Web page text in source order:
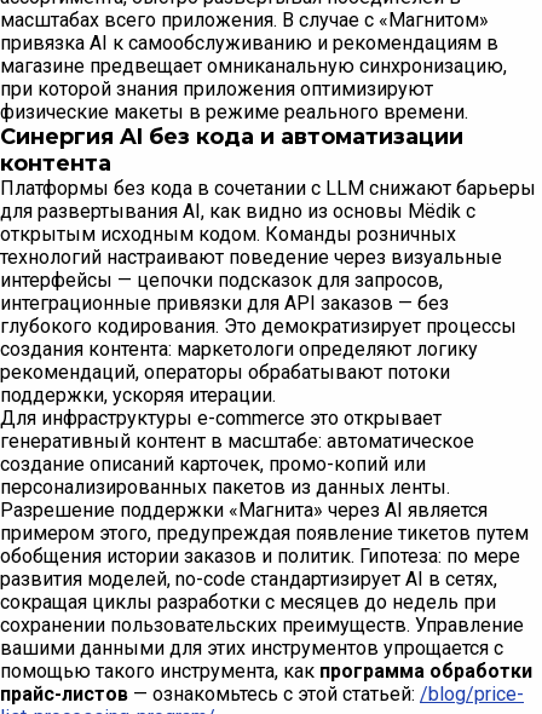
масштабах всего приложения. В случае с «Магнитом»
привязка AI к самообслуживанию и рекомендациям в
магазине предвещает омниканальную синхронизацию,
при которой знания приложения оптимизируют
физические макеты в режиме реального времени.
Синергия AI без кода и автоматизации
контента
Платформы без кода в сочетании с LLM снижают барьеры
для развертывания AI, как видно из основы Mёdik с
открытым исходным кодом. Команды розничных
технологий настраивают поведение через визуальные
интерфейсы — цепочки подсказок для запросов,
интеграционные привязки для API заказов — без
глубокого кодирования. Это демократизирует процессы
создания контента: маркетологи определяют логику
рекомендаций, операторы обрабатывают потоки
поддержки, ускоряя итерации.
Для инфраструктуры e-commerce это открывает
генеративный контент в масштабе: автоматическое
создание описаний карточек, промо-копий или
персонализированных пакетов из данных ленты.
Разрешение поддержки «Магнита» через AI является
примером этого, предупреждая появление тикетов путем
обобщения истории заказов и политик. Гипотеза: по мере
развития моделей, no-code стандартизирует AI в сетях,
сокращая циклы разработки с месяцев до недель при
сохранении пользовательских преимуществ. Управление
вашими данными для этих инструментов упрощается с
помощью такого инструмента, как программа обработки
прайс-листов — ознакомьтесь с этой статьей: /blog/price-